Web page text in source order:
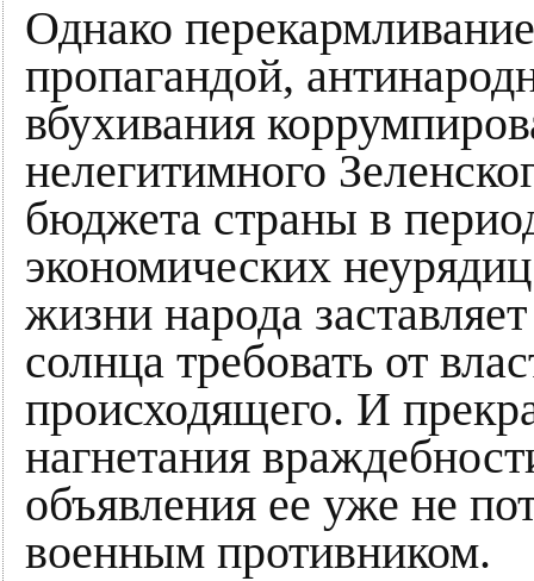
Однако
пропагандой,
вбухивания
нелегитимного
бюджета страны в
экономических
жизни народа
солнца требовать от
происходящего. И
нагнетания
объявления ее уже не
военным противником.